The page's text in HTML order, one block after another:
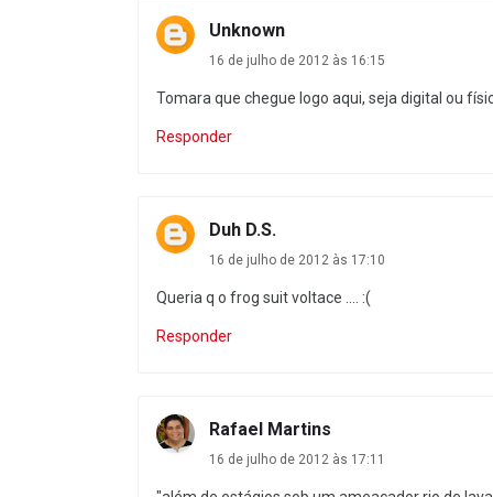
Unknown
16 de julho de 2012 às 16:15
Tomara que chegue logo aqui, seja digital ou
Responder
Duh D.S.
16 de julho de 2012 às 17:10
Queria q o frog suit voltace .... :(
Responder
Rafael Martins
16 de julho de 2012 às 17:11